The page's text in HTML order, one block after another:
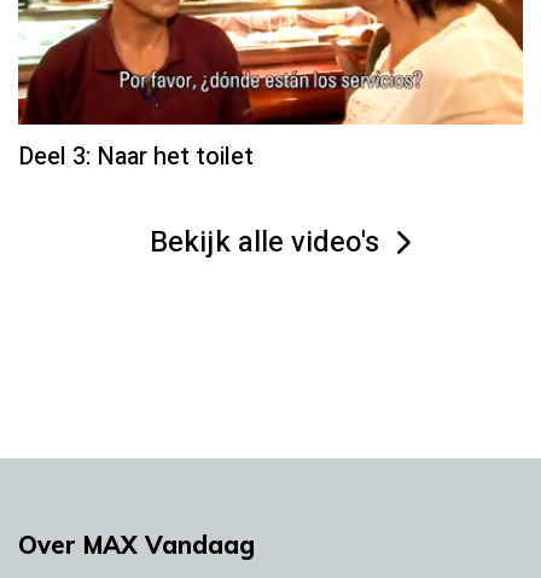
Deel 3: Naar het toilet
Bekijk alle video's
Over MAX Vandaag